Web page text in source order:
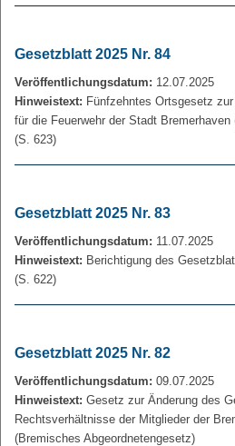
Gesetzblatt 2025 Nr. 84
Veröffentlichungsdatum: 12.07.2025
Hinweistext: Fünfzehntes Ortsgesetz
für die Feuerwehr der Stadt Bremerhaven
(S. 623)
Gesetzblatt 2025 Nr. 83
Veröffentlichungsdatum: 11.07.2025
Hinweistext: Berichtigung des
(S. 622)
Gesetzblatt 2025 Nr. 82
Veröffentlichungsdatum: 09.07.2025
Hinweistext: Gesetz zur Änderung des
Rechtsverhältnisse der Mitglieder der
(Bremisches Abgeordnetengesetz)